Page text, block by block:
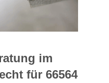
im
für 66564